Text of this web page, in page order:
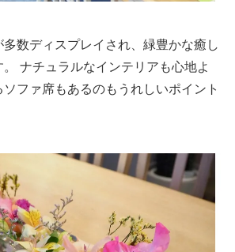
数ディスプレイされ、緑豊かな癒し
ナチュラルなインテリアも心地よ
ファ席もあるのもうれしいポイント